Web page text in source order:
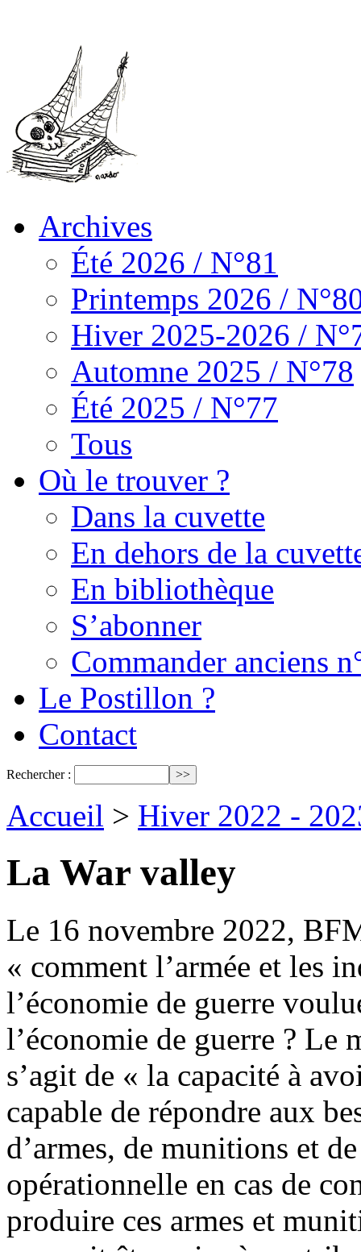
Archives
Été 2026 / N°81
Printemps 2026 /
Hiver 2025-2026 /
Automne 2025 / N°78
Été 2025 / N°77
Tous
Où le trouver ?
Dans la cuvette
En dehors de la
En bibliothèque
S’abonner
Commander anciens
Le Postillon ?
Contact
Rechercher :
Accueil > Hiver 2022 -
La War valley
Le 16 novembre 2022,
« comment l’armée et les
l’économie de guerre
l’économie de guerre ? Le
s’agit de « la capacité à
capable de répondre aux
d’armes, de munitions et
opérationnelle en cas de
produire ces armes et